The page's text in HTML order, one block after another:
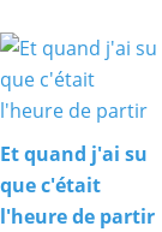
Et quand j'ai su
que c'était
l'heure de partir